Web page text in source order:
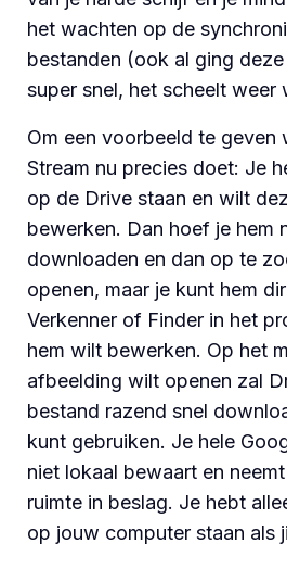
het wachten op de
bestanden (ook al ging
super snel, het scheelt weer
Om een voorbeeld te geven
Stream nu precies doet: Je
op de Drive staan en wilt
bewerken. Dan hoef je hem
downloaden en dan op te
openen, maar je kunt hem
Verkenner of Finder in het
hem wilt bewerken. Op het
afbeelding wilt openen zal
bestand razend snel
kunt gebruiken. Je hele
niet lokaal bewaart en
ruimte in beslag. Je hebt
op jouw computer staan als